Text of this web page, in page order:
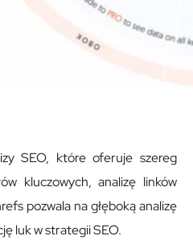
SEO, które oferuje szereg
kluczowych, analizę linków
pozwala na głęboką analizę
luk w strategii SEO.